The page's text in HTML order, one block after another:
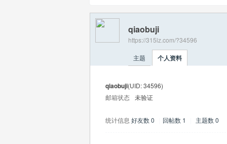
qiaobuji
https://315lz.com/?34596
主题 个人资料
qiaobuji(UID: 34596)
邮箱状态 未验证
统计信息 好友数 0 回帖数 1 主题数 0